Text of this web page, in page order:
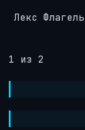
Лекс
1 из 2